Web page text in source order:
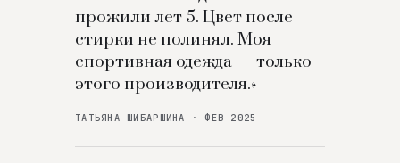
прожили лет 5. Цвет после
стирки не полинял. Моя
спортивная одежда — только
этого производителя.»
ТАТЬЯНА ШИБАРШИНА · ФЕВ 2025